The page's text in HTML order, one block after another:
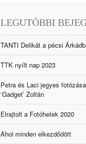
LEGUTÓBBI
TANTI Delikát a pécsi
TTK nyílt nap 2023
Petra és Laci jegyes
‘Gadget’ Zoltán
Elrajtolt a Fotóhetek 2020
Ahol minden elkezdődött